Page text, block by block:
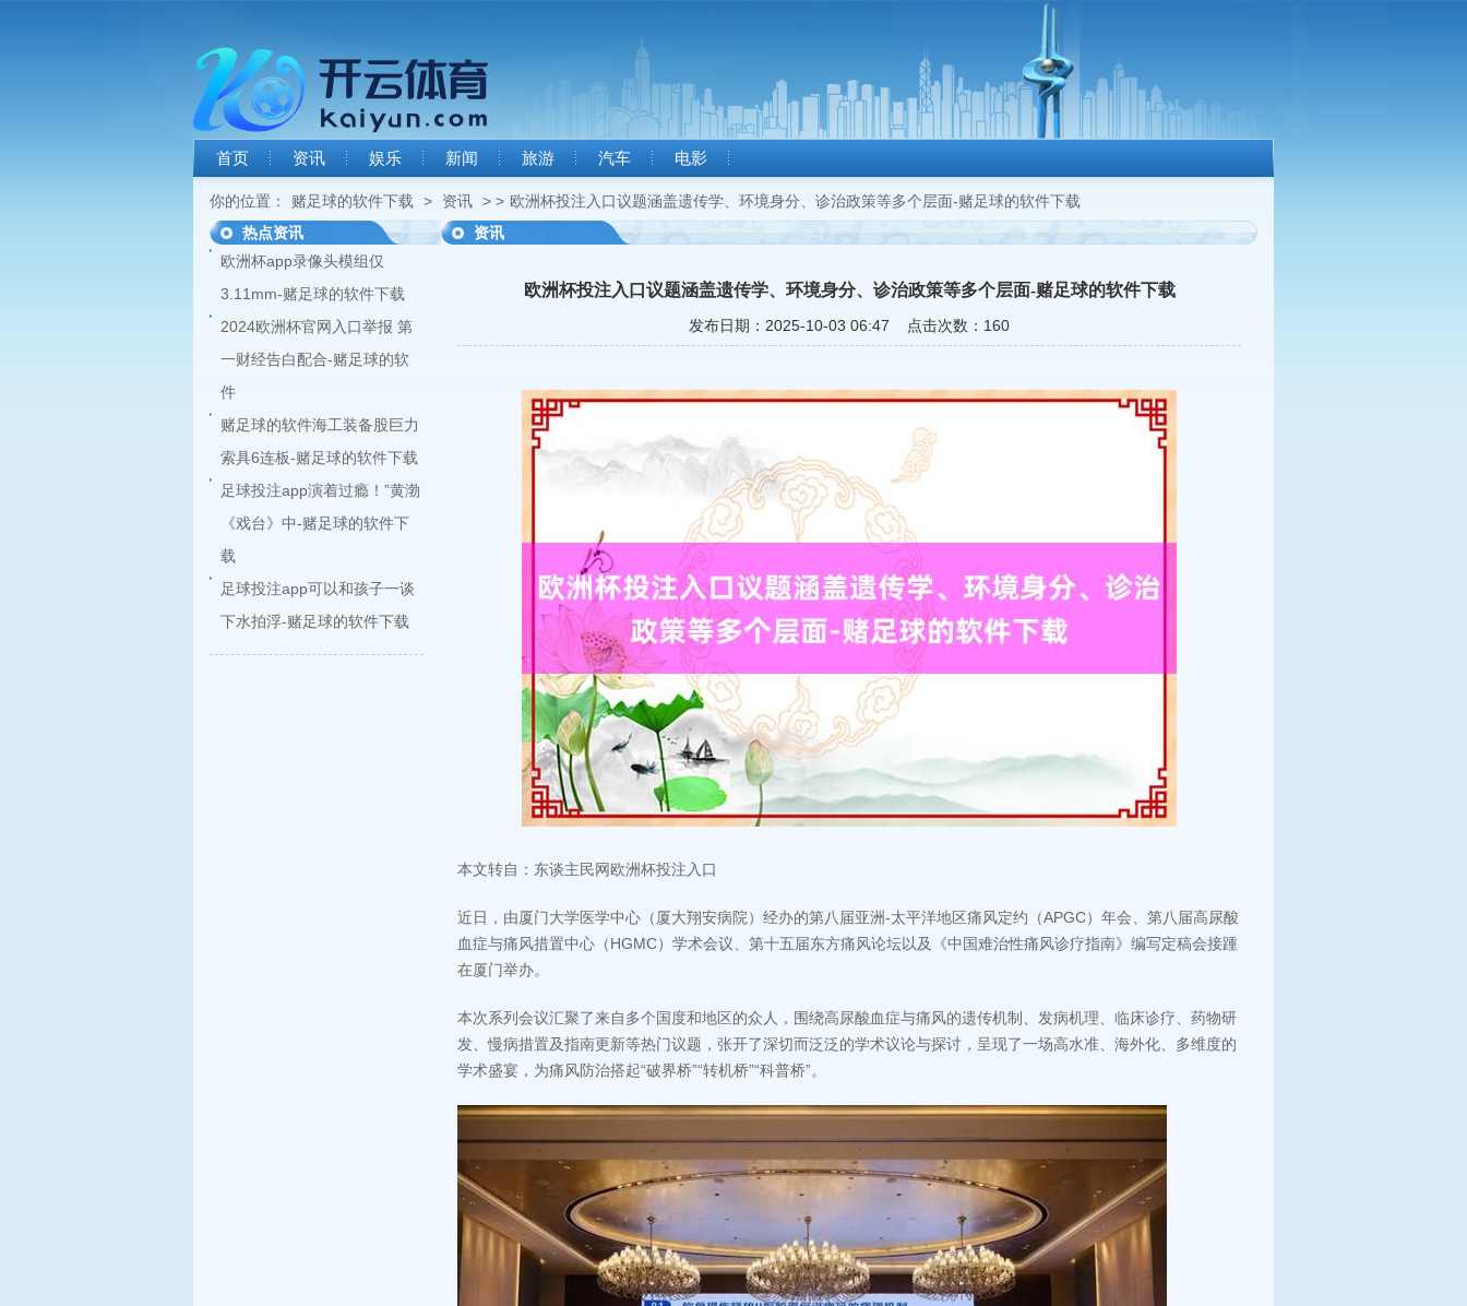
首页 资讯 娱乐 新闻 旅游 汽车 电影
你的位置： 赌足球的软件下载 > 资讯 > > 欧洲杯投注入口议题涵盖遗传学、环境身分、诊治政策等多个层面-赌足球的软件下载
热点资讯
欧洲杯app录像头模组仅
3.11mm-赌足球的软件下载
2024欧洲杯官网入口举报 第
一财经告白配合-赌足球的软
件
赌足球的软件海工装备股巨力
索具6连板-赌足球的软件下载
足球投注app演着过瘾！”黄渤
《戏台》中-赌足球的软件下
载
足球投注app可以和孩子一谈
下水拍浮-赌足球的软件下载
资讯
欧洲杯投注入口议题涵盖遗传学、环境身分、诊治政策等多个层面-赌足球的软件下载
发布日期：2025-10-03 06:47 点击次数：160
本文转自：东谈主民网欧洲杯投注入口
近日，由厦门大学医学中心（厦大翔安病院）经办的第八届亚洲-太平洋地区痛风定约（APGC）年会、第八届高尿酸
血症与痛风措置中心（HGMC）学术会议、第十五届东方痛风论坛以及《中国难治性痛风诊疗指南》编写定稿会接踵
在厦门举办。
本次系列会议汇聚了来自多个国度和地区的众人，围绕高尿酸血症与痛风的遗传机制、发病机理、临床诊疗、药物研
发、慢病措置及指南更新等热门议题，张开了深切而泛泛的学术议论与探讨，呈现了一场高水准、海外化、多维度的
学术盛宴，为痛风防治搭起“破界桥”“转机桥”“科普桥”。